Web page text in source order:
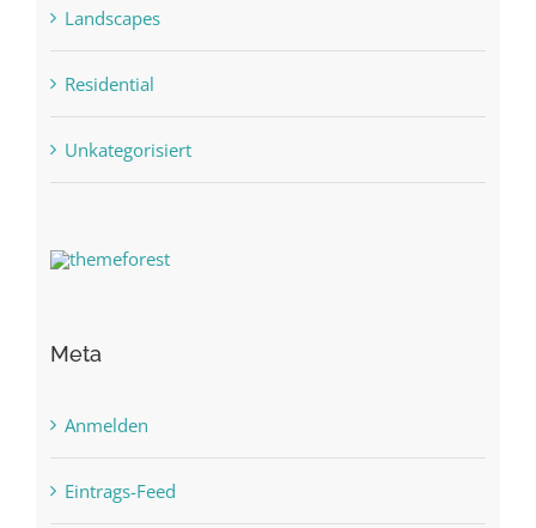
Landscapes
Residential
Unkategorisiert
Meta
Anmelden
Eintrags-Feed